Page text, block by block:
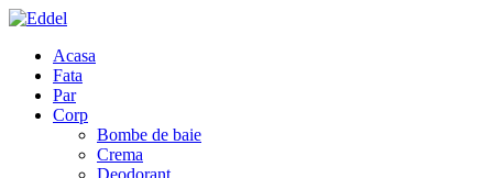
Acasa
Fata
Par
Corp
Bombe de baie
Crema
Deodorant